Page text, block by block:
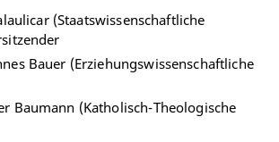
(Staatswissenschaftliche
Bauer (Erziehungswissenschaftliche
Baumann (Katholisch-Theologische